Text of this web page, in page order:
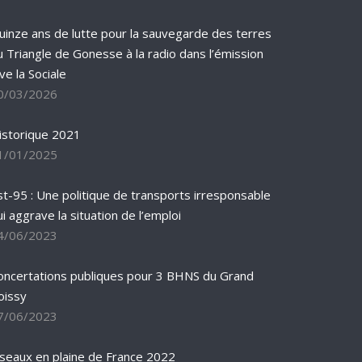
ans de lutte pour la sauvegarde des terres
Triangle de Gonesse à la radio dans l’émission
la Sociale
03/2026
2021
01/2025
95 : Une politique de transports irresponsable
aggrave la situation de l’emploi
06/2023
publiques pour 3 BHNS du Grand
06/2023
en plaine de France 2022